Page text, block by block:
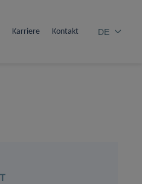
Karriere Kontakt DE